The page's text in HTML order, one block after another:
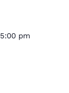
5:00 pm